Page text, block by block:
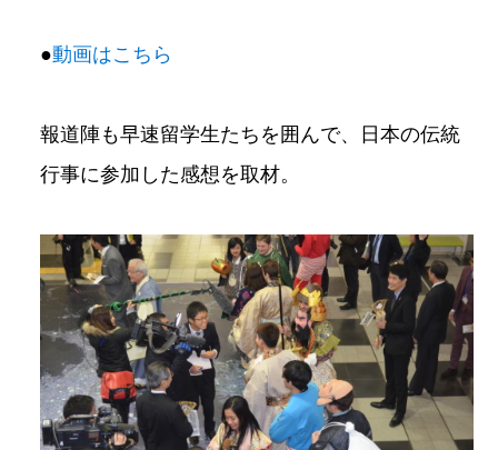
●動画はこちら
報道陣も早速留学生たちを囲んで、日本の伝統
行事に参加した感想を取材。